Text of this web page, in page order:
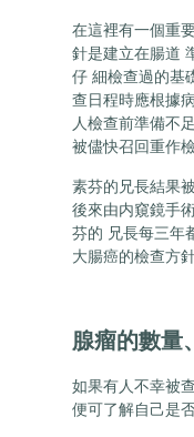
在這裡有一個重
針是建立在腸道
仔 細檢查過的基
查日程時應根據
人檢查前準備不
被儘快召回重作檢
素芬的兄長結果
後來由内窺鏡手
芬的 兄長每三年
大腸癌的檢查方
腺瘤的數量
如果有人不幸被
便可了解自己是